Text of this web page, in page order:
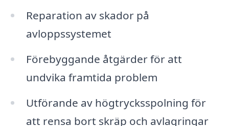
Reparation av skador på
avloppssystemet
Förebyggande åtgärder för att
undvika framtida problem
Utförande av högtrycksspolning för
att rensa bort skräp och avlagringar